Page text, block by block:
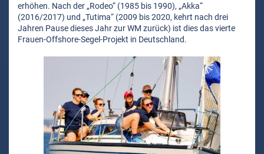
erhöhen. Nach der „Rodeo“ (1985 bis 1990), „Akka“
(2016/2017) und „Tutima“ (2009 bis 2020, kehrt nach drei
Jahren Pause dieses Jahr zur WM zurück) ist dies das vierte
Frauen-Offshore-Segel-Projekt in Deutschland.